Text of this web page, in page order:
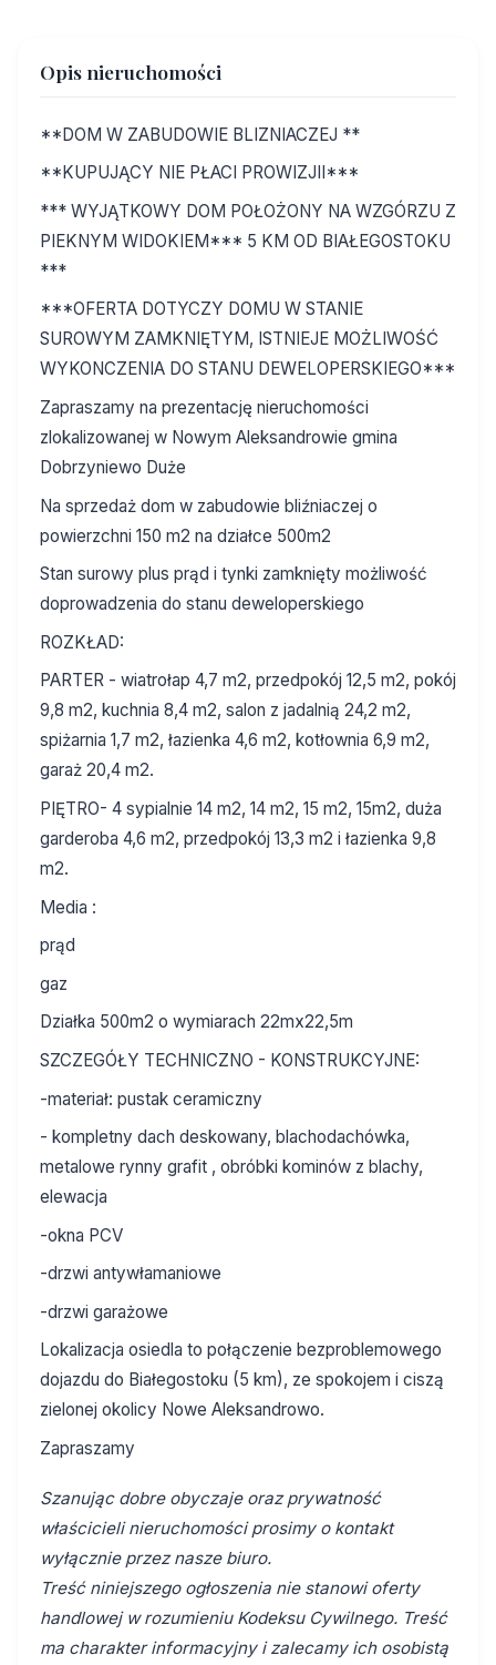
Opis nieruchomości
**DOM W ZABUDOWIE BLIZNIACZEJ **
**KUPUJĄCY NIE PŁACI PROWIZJII***
*** WYJĄTKOWY DOM POŁOŻONY NA WZGÓRZU Z
PIEKNYM WIDOKIEM*** 5 KM OD BIAŁEGOSTOKU
***
***OFERTA DOTYCZY DOMU W STANIE
SUROWYM ZAMKNIĘTYM, ISTNIEJE MOŻLIWOŚĆ
WYKONCZENIA DO STANU DEWELOPERSKIEGO***
Zapraszamy na prezentację nieruchomości
zlokalizowanej w Nowym Aleksandrowie gmina
Dobrzyniewo Duże
Na sprzedaż dom w zabudowie bliźniaczej o
powierzchni 150 m2 na działce 500m2
Stan surowy plus prąd i tynki zamknięty możliwość
doprowadzenia do stanu deweloperskiego
ROZKŁAD:
PARTER - wiatrołap 4,7 m2, przedpokój 12,5 m2, pokój
9,8 m2, kuchnia 8,4 m2, salon z jadalnią 24,2 m2,
spiżarnia 1,7 m2, łazienka 4,6 m2, kotłownia 6,9 m2,
garaż 20,4 m2.
PIĘTRO- 4 sypialnie 14 m2, 14 m2, 15 m2, 15m2, duża
garderoba 4,6 m2, przedpokój 13,3 m2 i łazienka 9,8
m2.
Media :
prąd
gaz
Działka 500m2 o wymiarach 22mx22,5m
SZCZEGÓŁY TECHNICZNO - KONSTRUKCYJNE:
-materiał: pustak ceramiczny
- kompletny dach deskowany, blachodachówka,
metalowe rynny grafit , obróbki kominów z blachy,
elewacja
-okna PCV
-drzwi antywłamaniowe
-drzwi garażowe
Lokalizacja osiedla to połączenie bezproblemowego
dojazdu do Białegostoku (5 km), ze spokojem i ciszą
zielonej okolicy Nowe Aleksandrowo.
Zapraszamy
Szanując dobre obyczaje oraz prywatność
właścicieli nieruchomości prosimy o kontakt
wyłącznie przez nasze biuro.
Treść niniejszego ogłoszenia nie stanowi oferty
handlowej w rozumieniu Kodeksu Cywilnego. Treść
ma charakter informacyjny i zalecamy ich osobistą